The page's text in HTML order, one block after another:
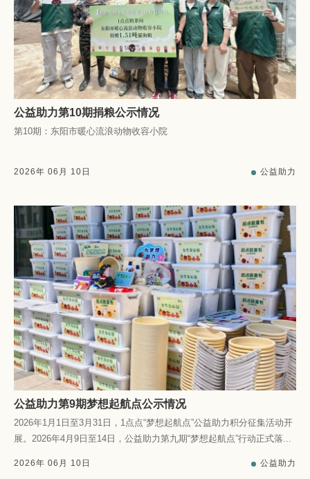
公益助力第10期捐粮公示情况
第10期：东阳市暖心流浪动物收容小院
2026年 06 月 10 日 公益助力
公益助力第9期梦想起航点公示情况
2026年1月1日至3月31日，1点点“梦想起航点”公益助力积分征集活动开
展。2026年4月9日至14日，公益助力第九期“梦想起航点”行动正式落...
2026年 06 月 10 日 公益助力